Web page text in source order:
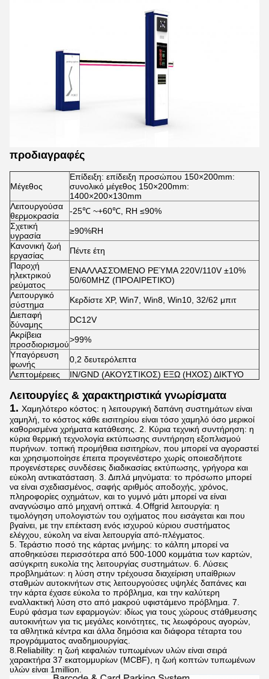
προδιαγραφές
Μέγεθος
Επίδειξη: επίδειξη προσώπου 150×200mm:
συνολικό μέγεθος 150×200mm:
1400×200×130mm
Λειτουργούσα
θερμοκρασία
-25℃ ~+60℃, RH ≤90%
Σχετική
υγρασία
≥90%RH
Κανονική ζωή
εργασίας
Πέντε έτη
Παροχή
ηλεκτρικού
ρεύματος
ΕΝΑΛΛΑΣΣΌΜΕΝΟ ΡΕΎΜΑ 220V/110V ±10%
50/60MHZ (ΠΡΟΑΙΡΕΤΙΚΌ)
Λειτουργικό
σύστημα
Κερδίστε XP, Win7, Win8, Win10, 32/62 μπιτ
Διεπαφή
δύναμης
DC12V
Ακρίβεια
προσδιορισμού>99%
Υπαγόρευση
φωνής
0,2 δευτερόλεπτα
Λεπτομέρειες
IN/GND (ΑΚΟΥΣΤΙΚΟΣ) ΕΞΩ (ΗΧΟΣ) ΔΙΚΤΥΟ
Λειτουργίες & χαρακτηριστικά γνωρίσματα
1. Χαμηλότερο κόστος: η λειτουργική δαπάνη συστημάτων είναι
χαμηλή, το κόστος κάθε εισιτηρίου είναι τόσο χαμηλό όσο μερικοί
καθορισμένα χρήματα κατάθεσης. 2. Κύρια τεχνική συντήρηση: η
κύρια θερμική τεχνολογία εκτύπωσης συντήρηση εξοπλισμού
πυρήνων. τοπική προμήθεια εισιτηρίων, που μπορεί να αγοραστεί
και χρησιμοποίησε έπειτα προγενέστερο χωρίς οποιεσδήποτε
προγενέστερες συνδέσεις διαδικασίας εκτύπωσης, γρήγορα και
εύκολη αντικατάσταση. 3. Διπλά μηνύματα: το πρόσωπο μπορεί
να είναι σχεδιασμένος, σαφής αριθμός αποδοχής, χρόνος,
πληροφορίες οχημάτων, και το γυμνό μάτι μπορεί να είναι
αναγνώσιμο από μηχανή οπτικά. 4.Offgrid λειτουργία: η
τιμολόγηση υπολογιστών του οχήματος που εισάγεται και που
βγαίνει, με την επέκταση ενός ισχυρού κύριου συστήματος
ελέγχου, εύκολη να είναι λειτουργία από-πλέγματος.
5. Τεράστιο ποσό της κάρτας μνήμης: το κάλπη μπορεί να
αποθηκεύσει περισσότερα από 500-1000 κομμάτια των καρτών,
ασύγκριτη ευκολία της λειτουργίας συστημάτων. 6. Λύσεις
προβλημάτων: η λύση στην τρέχουσα διαχείριση υπαίθριων
σταθμών αυτοκινήτων στις λειτουργούσες υψηλές δαπάνες και
την κάρτα έχασε εύκολα το πρόβλημα, και την καλύτερη
εναλλακτική λύση στο από μακρού υφιστάμενο πρόβλημα. 7.
Ευρύ φάσμα των εφαρμογών: ιδίως για τους χώρους στάθμευσης
αυτοκινήτων για τις μεγάλες κοινότητες, τις λεωφόρους αγορών,
τα αθλητικά κέντρα και άλλα δημόσια και διάφορα τέταρτα του
προγράμματος αναδημιουργίας.
8.Reliability: η ζωή κεφαλιών τυπωμένων υλών είναι σειρά
χαρακτήρα 37 εκατομμυρίων (MCBF), η ζωή κοπτών τυπωμένων
υλών είναι 1million.